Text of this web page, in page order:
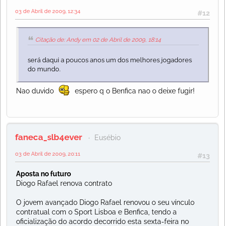
#12
03 de Abril de 2009, 12:34
Citação de: Andy em 02 de Abril de 2009, 18:14
será daqui a poucos anos um dos melhores jogadores
do mundo.
Nao duvido espero q o Benfica nao o deixe fugir!
faneca_slb4ever Eusébio
#13
03 de Abril de 2009, 20:11
Aposta no futuro
Diogo Rafael renova contrato
O jovem avançado Diogo Rafael renovou o seu vínculo
contratual com o Sport Lisboa e Benfica, tendo a
oficialização do acordo decorrido esta sexta-feira no